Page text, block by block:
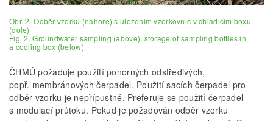
Obr. 2. Odběr vzorku (nahoře) s uložením vzorkovnic v chladicím boxu
(dole)
Fig. 2. Groundwater sampling (above), storage of sampling bottles in
a cooling box (below)
ČHMÚ požaduje použití ponorných odstředivých,
popř. membránových čerpadel. Použití sacích čerpadel pro
odběr vzorku je nepřípustné. Preferuje se použití čerpadel
s modulací průtoku. Pokud je požadován odběr vzorku